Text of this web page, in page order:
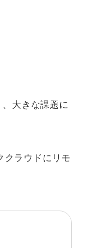
大きな課題に
クラウドにリモ